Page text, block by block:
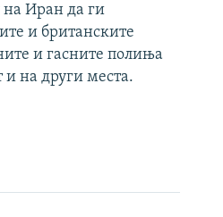
на Иран да ги
и британските
и гасните полиња
и на други места.